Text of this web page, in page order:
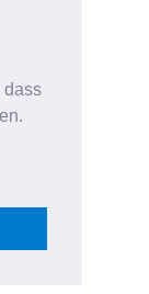
dass